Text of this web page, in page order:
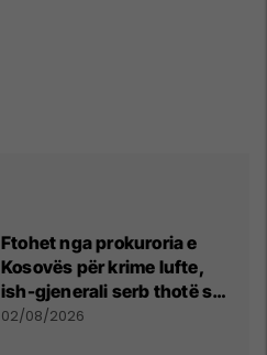
Ftohet nga prokuroria e
Kosovës për krime lufte,
ish-gjenerali serb thotë se
dikush e tradhtoi në
02/08/2026